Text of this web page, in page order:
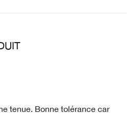
tenue. Bonne tolérance car